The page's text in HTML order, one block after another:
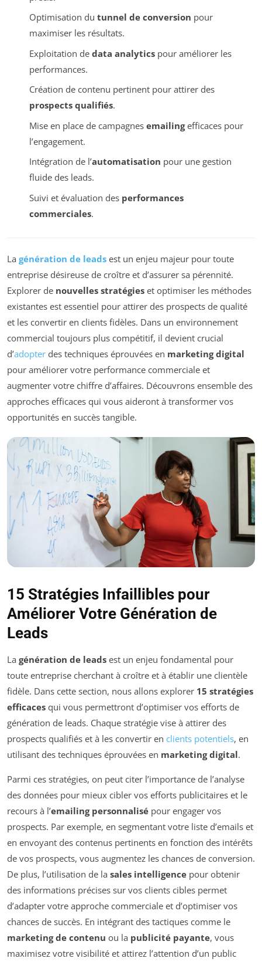
Optimisation du tunnel de conversion pour
maximiser les résultats.
Exploitation de data analyticspour améliorer les
performances.
Création de contenu pertinent pour attirer des
prospects qualifiés.
Mise en place de campagnes emailingefficaces pour
l’engagement.
Intégration de l’automatisation pour une gestion
fluide des leads.
Suivi et évaluation des performances
commerciales.
La génération de leads est un enjeu majeur pour toute
entreprise désireuse de croître et d’assurer sa pérennité.
Explorer de nouvelles stratégies et optimiser les méthodes
existantes est essentiel pour attirer des prospects de qualité
et les convertir en clients fidèles. Dans un environnement
commercial toujours plus compétitif, il devient crucial
d’adopter des techniques éprouvées en marketing digital
pour améliorer votre performance commerciale et
augmenter votre chiffre d’affaires. Découvrons ensemble des
approches efficaces qui vous aideront à transformer vos
opportunités en succès tangible.
15 Stratégies Infaillibles pour
Améliorer Votre Génération de
Leads
La génération de leads est un enjeu fondamental pour
toute entreprise cherchant à croître et à établir une clientèle
fidèle. Dans cette section, nous allons explorer 15 stratégies
efficaces qui vous permettront d’optimiser vos efforts de
génération de leads. Chaque stratégie vise à attirer des
prospects qualifiés et à les convertir en clients potentiels, en
utilisant des techniques éprouvées en marketing digital.
Parmi ces stratégies, on peut citer l’importance de l’analyse
des données pour mieux cibler vos efforts publicitaires et le
recours à l’emailing personnalisé pour engager vos
prospects. Par exemple, en segmentant votre liste d’emails et
en envoyant des contenus pertinents en fonction des intérêts
de vos prospects, vous augmentez les chances de conversion.
De plus, l’utilisation de la sales intelligence pour obtenir
des informations précises sur vos clients cibles permet
d’adapter votre approche commerciale et d’optimiser vos
chances de succès. En intégrant des tactiques comme le
marketing de contenu ou la publicité payante, vous
maximisez votre visibilité et attirez l’attention d’un public